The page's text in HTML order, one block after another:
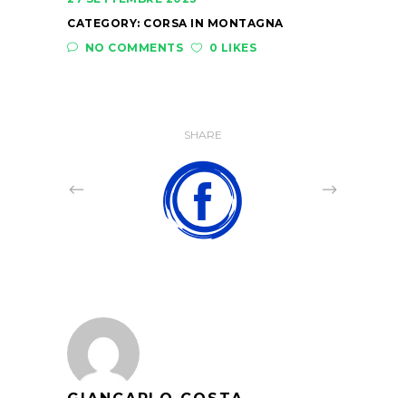
CATEGORY: CORSA IN MONTAGNA
NO COMMENTS
0 LIKES
SHARE